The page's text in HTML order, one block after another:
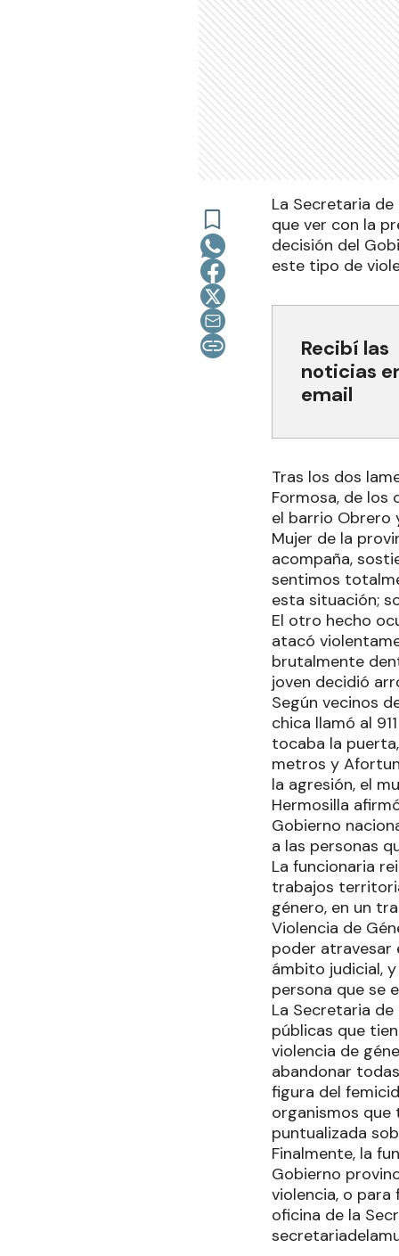
La Secretaria
que ver con la
decisión del
este tipo de
Recibí las
noticias
email
Tras los dos
Formosa, de los
el barrio Obrero
Mujer de la
acompaña,
sentimos
esta situación;
El otro hecho
atacó
brutalmente
joven decidió
Según vecinos
chica llamó al
tocaba la
metros y
la agresión, el
Hermosilla
Gobierno
a las personas
La funcionaria
trabajos
género, en un
Violencia de
poder atravesar
ámbito judicial,
persona que se
La Secretaria
públicas que
violencia de
abandonar
figura del
organismos
puntualizada
Finalmente, la
Gobierno
violencia, o
oficina de la